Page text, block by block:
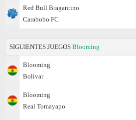
Red Bull Bragantino
Carabobo FC
SIGUIENTES JUEGOS Blooming
Blooming
Bolivar
Blooming
Real Tomayapo